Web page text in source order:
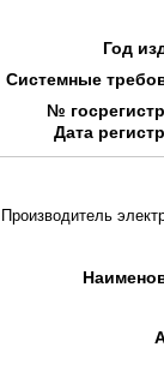
Год
Системные
№
Дата
Производитель